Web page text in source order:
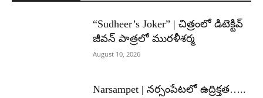
“Sudheer’s Joker” | చిత్రంలో డిటెక్టివ్
జీవన్ పాత్రలో మురళీశర్మ
August 10, 2026
Narsampet | నర్సంపేటలో ఉద్రిక్తత…..